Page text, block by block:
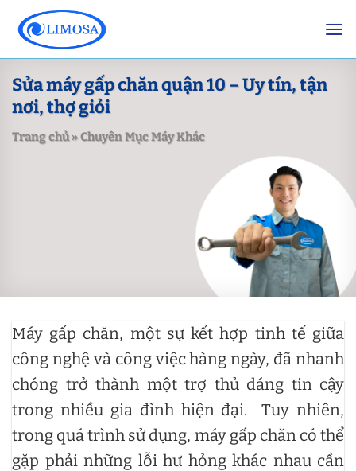
content
Sửa máy gấp chăn quận 10 – Uy tín, tận
nơi, thợ giỏi
Trang chủ»Chuyên Mục Máy Khác
Máy gấp chăn, một sự kết hợp tinh tế giữa
công nghệ và công việc hàng ngày, đã nhanh
chóng trở thành một trợ thủ đáng tin cậy
trong nhiều gia đình hiện đại. Tuy nhiên,
trong quá trình sử dụng, máy gấp chăn có thể
gặp phải những lỗi hư hỏng khác nhau cần